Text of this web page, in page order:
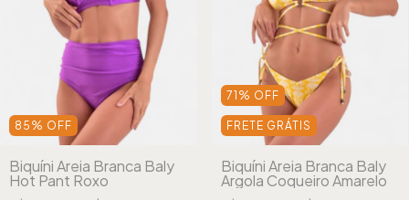
85 % OFF
Biquíni Areia Branca Baly
Hot Pant Roxo
71 % OFF
FRETE GRÁTIS
Biquíni Areia Branca Baly
Argola Coqueiro Amarelo